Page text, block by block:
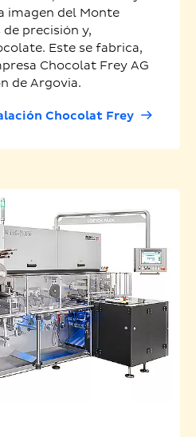
imagen del Monte
precisión y,
Este se fabrica,
Chocolat Frey AG
de Argovia.
Chocolat Frey